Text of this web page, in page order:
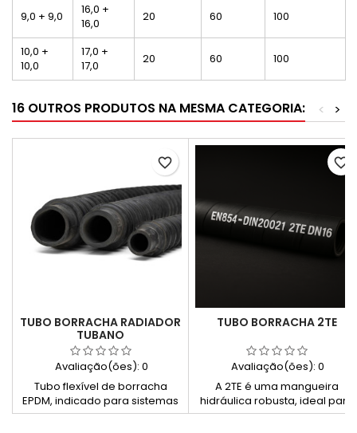
9,0 + 9,0
16,0 +
16,0
20 60 100
10,0 +
10,0
17,0 +
17,0
20 60 100
16 OUTROS PRODUTOS NA MESMA CATEGORIA: >
<
TUBO BORRACHA RADIADOR
TUBANO
Avaliação(ões): 0
Tubo flexível de borracha
EPDM, indicado para sistemas
de refrigeração de motores.
favorite_border
TUBO BORRACHA 2TE
Avaliação(ões): 0
A 2TE é uma mangueira
hidráulica robusta, ideal para
controlo, descarga de fluídos
favorite_border